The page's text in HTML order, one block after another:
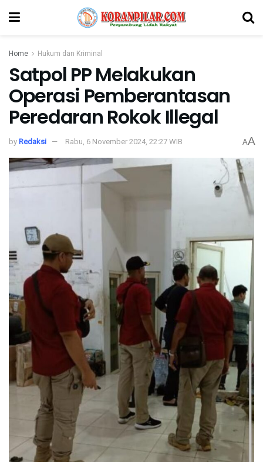
Home Hukum dan Kriminal
Satpol PP Melakukan
Operasi Pemberantasan
Peredaran Rokok Illegal
by Redaksi Rabu, 6 November 2024, 22:27 WIB AA